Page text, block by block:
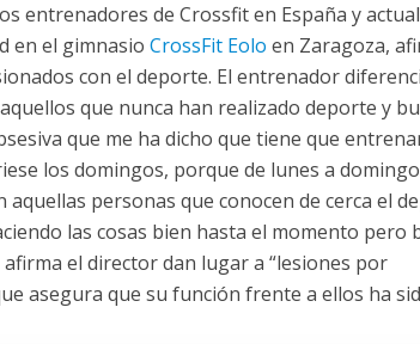
entrenadores de Crossfit en España y
en el gimnasioCrossFit Eolo en Zaragoza,
con el deporte. El entrenador
que nunca han realizado deporte y
que me ha dicho que tiene que
los domingos, porque de lunes a
personas que conocen de cerca el
las cosas bien hasta el momento pero
el director dan lugar a “lesiones por
asegura que su función frente a ellos ha